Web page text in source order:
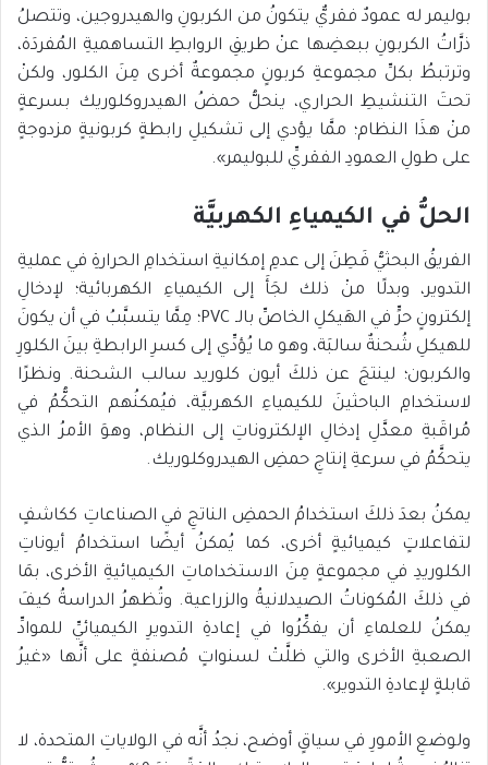
بوليمر له عمودٌ فقريٌّ يتكونُ من الكربونِ والهيدروجين، وتتصلُ
ذرَّاتُ الكربونِ ببعضِها عنْ طريقِ الروابطِ التساهميةِ المُفردَة،
وترتبطُ بكلِّ مجموعةِ كربونٍ مجموعةٌ أخرى مِنَ الكلور، ولكنْ
تحتَ التنشيطِ الحراري، ينحلُّ حمضُ الهيدروكلوريك بسرعةٍ
منْ هذَا النظام؛ ممَّا يؤدي إلى تشكيلِ رابطةٍ كربونيةٍ مزدوجةٍ
على طولِ العمودِ الفقريِّ للبوليمر».
الحلُّ في الكيمياءِ الكهربيَّة
الفريقُ البحثيُّ فَطِنَ إلى عدمِ إمكانيةِ استخدامِ الحرارةِ في عمليةِ
التدوير، وبدلًا منْ ذلك لجَأَ إلى الكيمياءِ الكهربائية؛ لإدخالِ
إلكترونٍ حرٍّ في الهَيكلِ الخاصِّ بالـ PVC؛ مِمَّا يتسبَّبُ في أن يكونَ
للهيكلِ شُحنةٌ سالبَة، وهو ما يُؤدِّي إلى كسرِ الرابطةِ بينَ الكلورِ
والكربون؛ لينتجَ عن ذلكَ أيون كلوريد سالب الشحنة. ونظرًا
لاستخدامِ الباحثينَ للكيمياءِ الكهربيَّة، فيُمكنُهم التحكُّمُ في
مُراقَبةِ معدَّلِ إدخالِ الإلكتروناتِ إلى النظام، وهوَ الأمرُ الذي
يتحكَّمُ في سرعةِ إنتاجِ حمضِ الهيدروكلوريك.
يمكنُ بعدَ ذلكَ استخدامُ الحمضِ الناتجِ في الصناعاتِ ككاشفٍ
لتفاعلاتٍ كيميائيةٍ أخرى، كما يُمكنُ أيضًا استخدامُ أيوناتِ
الكلوريدِ في مجموعةٍ مِنَ الاستخداماتِ الكيميائيةِ الأخرى، بمَا
في ذلكَ المُكوناتُ الصيدلانيةُ والزراعية. وتُظهرُ الدراسةُ كيفَ
يمكنُ للعلماءِ أن يفكِّرُوا في إعادةِ التدويرِ الكيميائيِّ للموادِّ
الصعبةِ الأخرى والتي ظلَّتْ لسنواتٍ مُصنفةٍ على أنَّها «غيرُ
قابلةٍ لإعادةِ التدوير».
ولوضعِ الأمورِ في سياقٍ أوضح، نجدُ أنَّه في الولاياتِ المتحدة، لا